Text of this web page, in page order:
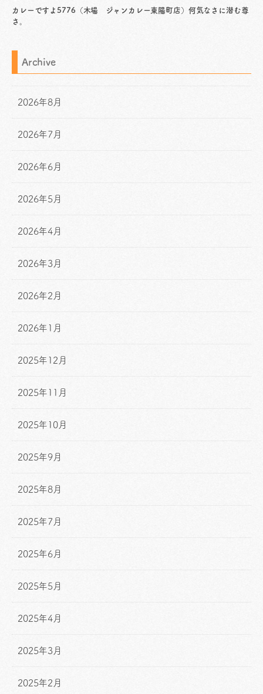
カレーですよ5776（木場 ジャンカレー東陽町店）何気なさに潜む尊
さ。
Archive
2026年8月
2026年7月
2026年6月
2026年5月
2026年4月
2026年3月
2026年2月
2026年1月
2025年12月
2025年11月
2025年10月
2025年9月
2025年8月
2025年7月
2025年6月
2025年5月
2025年4月
2025年3月
2025年2月